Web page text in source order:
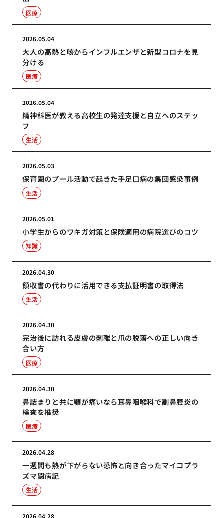
医療
大人の高熱と咳からインフルエンザと新型コロナを見
分ける
2026.05.04
医療
精神科医が教える高校生の発達支援と自立へのステッ
プ
2026.05.04
生活
保育園のプール活動で起きた手足口病の集団感染事例
2026.05.03
生活
小学生からのワキガ対策と保険適用の病院選びのコツ
2026.05.01
知識
領収書の代わりに活用できる支払証明書の取得法
2026.04.30
生活
完治後に訪れる皮膚の剥離と爪の脱落への正しい向き
合い方
2026.04.30
医療
鼻詰まりと共に顎が痛いなら耳鼻咽喉科で副鼻腔炎の
検査を推奨
2026.04.30
医療
一週間も熱が下がらない恐怖と向き合ったマイコプラ
ズマ闘病記
2026.04.28
生活
2026.04.28